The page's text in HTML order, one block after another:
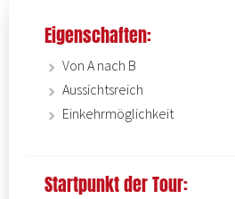
Eigenschaften:
Von A nach B
Aussichtsreich
Einkehrmöglichkeit
Startpunkt der Tour: